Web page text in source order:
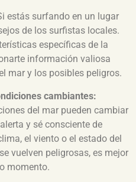
estás surfando en un lugar
de los surfistas locales.
específicas de la
información valiosa
mar y los posibles peligros.
cambiantes:
del mar pueden cambiar
y sé consciente de
el viento o el estado del
vuelven peligrosas, es mejor
momento.